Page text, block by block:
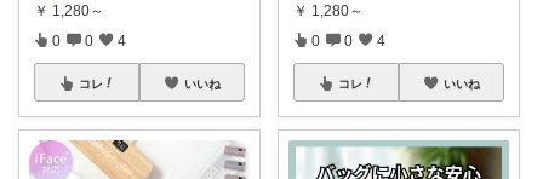
￥ 1,280～
0 0 4
コレ いいね
￥ 1,280～
0 0 4
コレ いいね